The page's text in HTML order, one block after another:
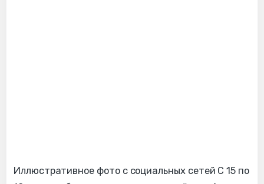
Иллюстративное фото с социальных сетей С 15 по